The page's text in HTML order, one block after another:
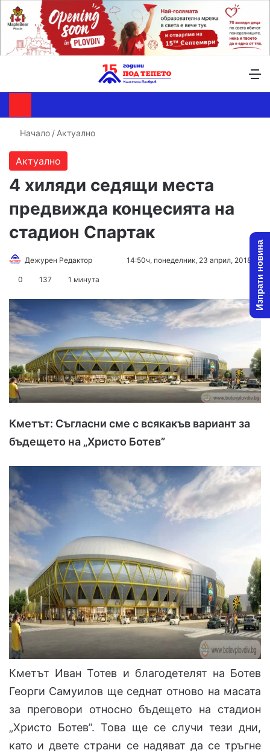
Начало / Актуално
Актуално
4 хиляди седящи места
предвижда концесията на
стадион Спартак
Дежурен Редактор
l
o
o
n
X
d
a
e
m
a
i
l
14:50ч, понеделник, 23 април, 2018
0 137 1 минута
Кметът: Съгласни сме с всякакъв вариант за
бъдещето на „Христо Ботев”
Кметът Иван Тотев и благодетелят на Ботев
Георги Самуилов ще седнат отново на масата
за преговори относно бъдещето на стадион
„Христо Ботев”. Това ще се случи тези дни,
като и двете страни се надяват да се тръгне
Изпрати новина